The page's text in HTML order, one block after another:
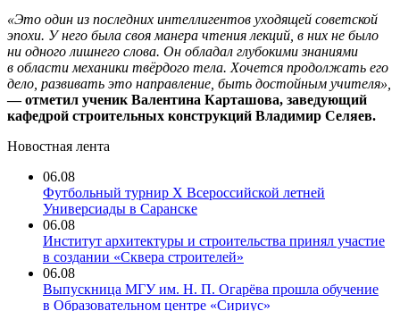
«Это один из последних интеллигентов уходящей советской
эпохи. У него была своя манера чтения лекций, в них не было
ни одного лишнего слова. Он обладал глубокими знаниями
в области механики твёрдого тела. Хочется продолжать его
дело, развивать это направление, быть достойным учителя»,
— отметил ученик Валентина Карташова, заведующий
кафедрой строительных конструкций Владимир Селяев.
Новостная лента
06.08
Футбольный турнир X Всероссийской летней
Универсиады в Саранске
06.08
Институт архитектуры и строительства принял участие
в создании «Сквера строителей»
06.08
Выпускница МГУ им. Н. П. Огарёва прошла обучение
в Образовательном центре «Сириус»